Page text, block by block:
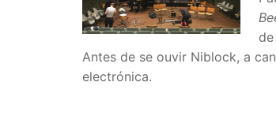
Antes de se ouvir Niblock, a
electrónica.